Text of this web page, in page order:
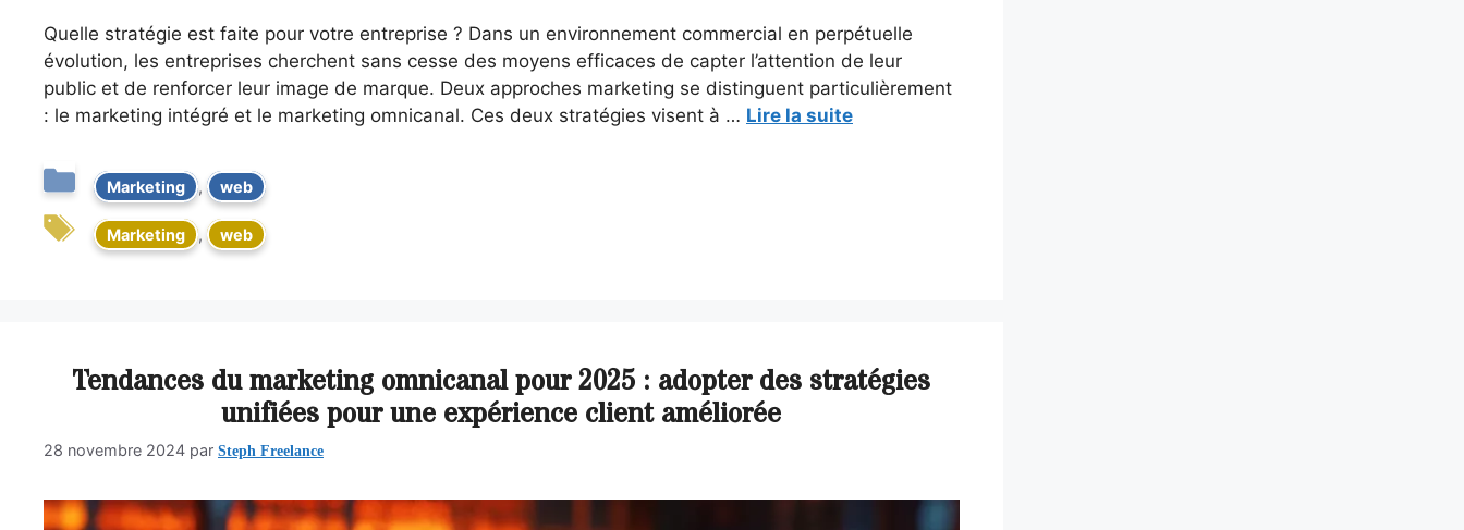
Quelle stratégie est faite pour votre entreprise ? Dans un environnement commercial en perpétuelle
évolution, les entreprises cherchent sans cesse des moyens efficaces de capter l’attention de leur
public et de renforcer leur image de marque. Deux approches marketing se distinguent particulièrement
: le marketing intégré et le marketing omnicanal. Ces deux stratégies visent à … Lire la suite
Marketing , web
Marketing , web
Tendances du marketing omnicanal pour 2025 : adopter des stratégies
unifiées pour une expérience client améliorée
28 novembre 2024 par Steph Freelance